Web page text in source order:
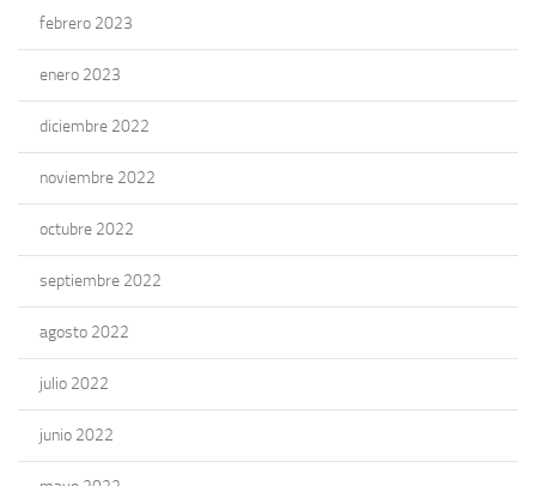
febrero 2023
enero 2023
diciembre 2022
noviembre 2022
octubre 2022
septiembre 2022
agosto 2022
julio 2022
junio 2022